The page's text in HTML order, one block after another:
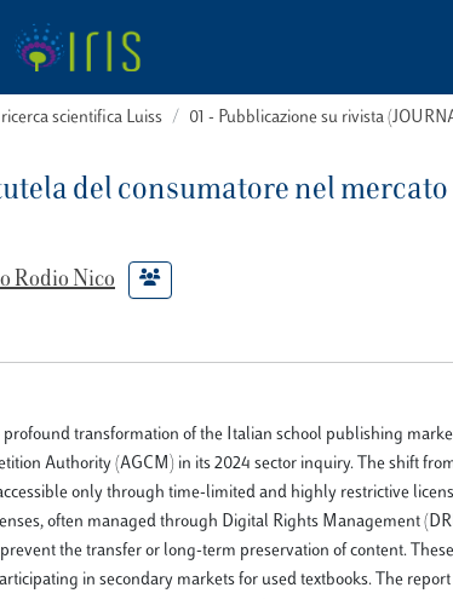
scientifica Luiss 01 - Pubblicazione su rivista
del consumatore nel
Rodio Nico
profound transformation of the Italian school publishing
Authority (AGCM) in its 2024 sector inquiry. The shift
only through time-limited and highly restrictive
often managed through Digital Rights Management
the transfer or long-term preservation of content.
in secondary markets for used textbooks. The